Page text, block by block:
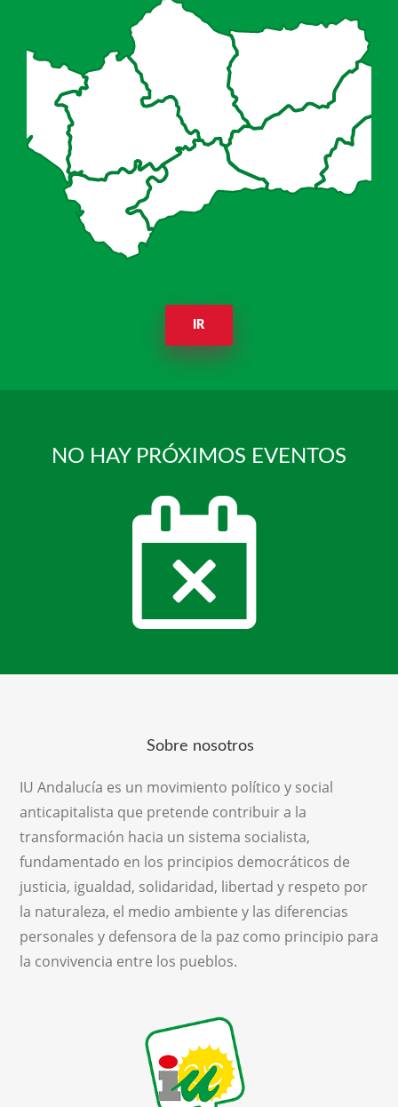
IR
NO HAY PRÓXIMOS EVENTOS
Sobre nosotros
IU Andalucía es un movimiento político y social
anticapitalista que pretende contribuir a la
transformación hacia un sistema socialista,
fundamentado en los principios democráticos de
justicia, igualdad, solidaridad, libertad y respeto por
la naturaleza, el medio ambiente y las diferencias
personales y defensora de la paz como principio para
la convivencia entre los pueblos.